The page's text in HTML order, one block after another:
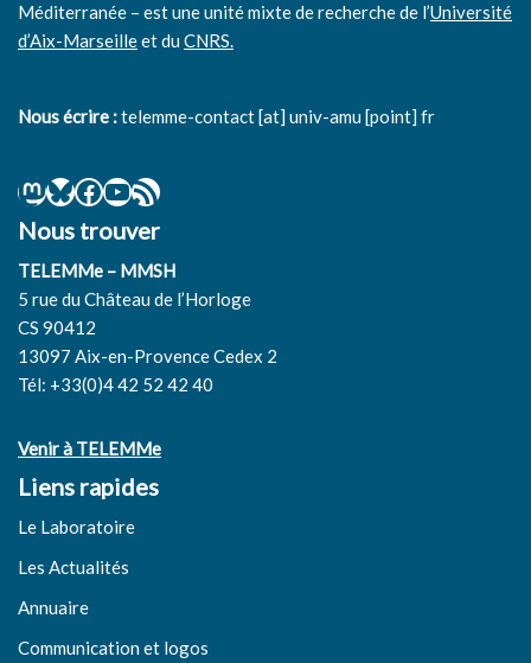
Méditerranée – est une unité mixte de recherche de l’Université
d’Aix-Marseilleet duCNRS.
Nous écrire :telemme-contact [at] univ-amu [point] fr
Nous trouver
TELEMMe – MMSH
5 rue du Château de l’Horloge
CS 90412
13097 Aix-en-Provence Cedex 2
Tél: +33(0)4 42 52 42 40
Venir à TELEMMe
Liens rapides
Le Laboratoire
Les Actualités
Annuaire
Communication et logos